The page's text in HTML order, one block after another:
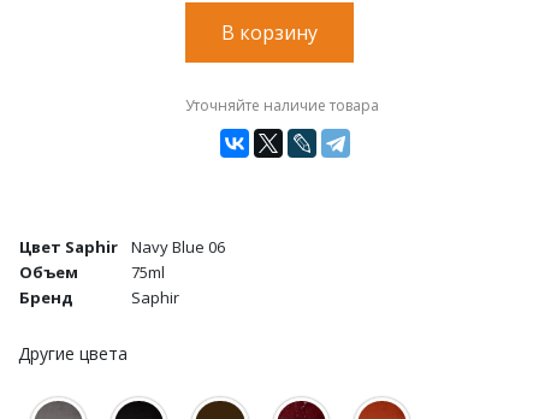
В корзину
Уточняйте наличие товара
Цвет Saphir
Navy Blue 06
Объем
75ml
Бренд
Saphir
Другие цвета